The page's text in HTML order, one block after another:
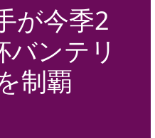
が今季2
ンテリ
制覇